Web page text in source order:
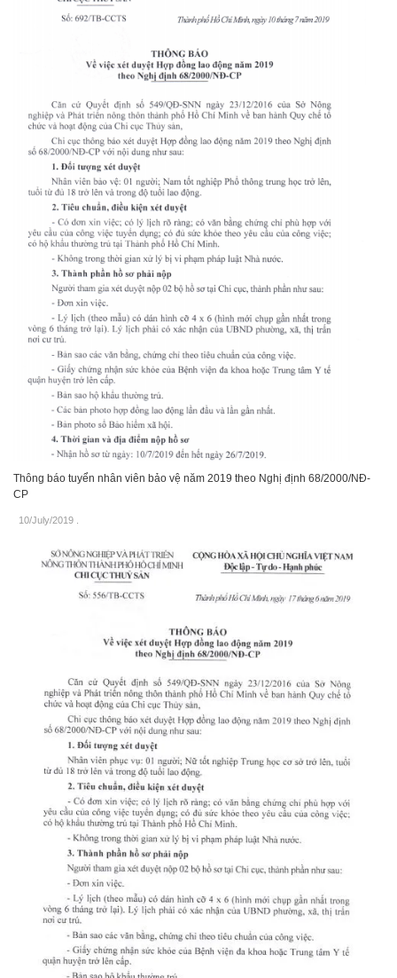
Thông báo tuyển nhân viên bảo vệ năm 2019 theo Nghị định 68/2000/NĐ-
CP
10/July/2019